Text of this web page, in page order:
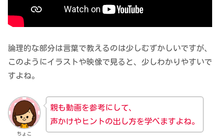
論理的な部分は言葉で教えるのは少しむずかしいですが、
このようにイラストや映像で見ると、少しわかりやすいで
すよね。
ちょこ
親も動画を参考にして、
声かけやヒントの出し方を学べますよね。